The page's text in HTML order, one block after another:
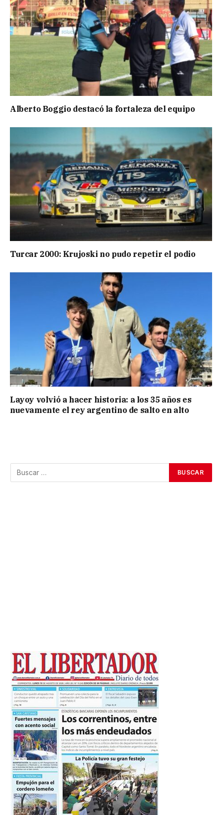
Alberto Boggio destacó la fortaleza del equipo
Turcar 2000: Krujoski no pudo repetir el podio
Layoy volvió a hacer historia: a los 35 años es
nuevamente el rey argentino de salto en alto